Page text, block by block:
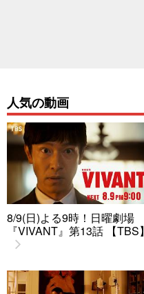
人気の動画
8/9(日)よる9時！日曜劇場
『VIVANT』第13話 【TBS】